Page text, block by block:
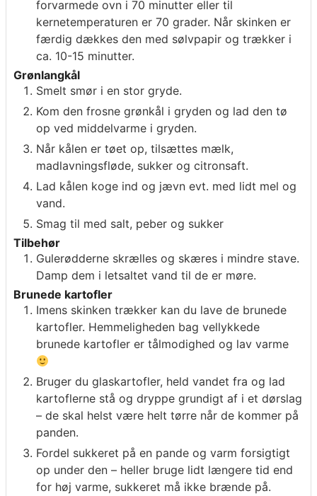
forvarmede ovn i 70 minutter eller til
kernetemperaturen er 70 grader. Når skinken er
færdig dækkes den med sølvpapir og trækker i
ca. 10-15 minutter.
Grønlangkål
Smelt smør i en stor gryde.
Kom den frosne grønkål i gryden og lad den tø
op ved middelvarme i gryden.
Når kålen er tøet op, tilsættes mælk,
madlavningsfløde, sukker og citronsaft.
Lad kålen koge ind og jævn evt. med lidt mel og
vand.
Smag til med salt, peber og sukker
Tilbehør
Gulerødderne skrælles og skæres i mindre stave.
Damp dem i letsaltet vand til de er møre.
Brunede kartofler
Imens skinken trækker kan du lave de brunede
kartofler. Hemmeligheden bag vellykkede
brunede kartofler er tålmodighed og lav varme
Bruger du glaskartofler, held vandet fra og lad
kartoflerne stå og dryppe grundigt af i et dørslag
– de skal helst være helt tørre når de kommer på
panden.
Fordel sukkeret på en pande og varm forsigtigt
op under den – heller bruge lidt længere tid end
for høj varme, sukkeret må ikke brænde på.